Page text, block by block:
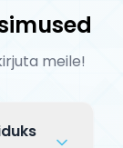
meile!